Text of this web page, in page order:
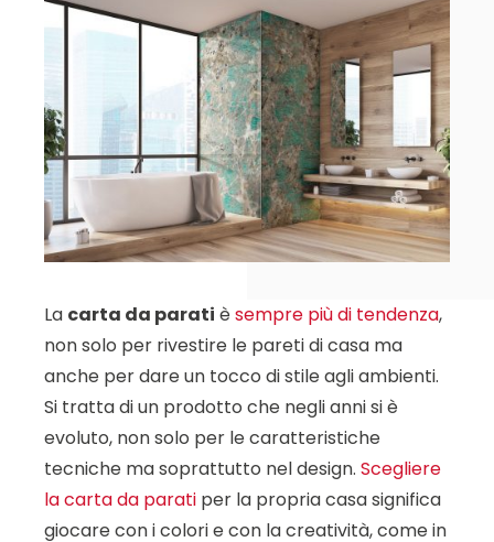
La carta da parati èsempre più di tendenza,
non solo per rivestire le pareti di casa ma
anche per dare un tocco di stile agli ambienti.
Si tratta di un prodotto che negli anni si è
evoluto, non solo per le caratteristiche
tecniche ma soprattutto nel design. Scegliere
la carta da parati per la propria casa significa
giocare con i colori e con la creatività, come in